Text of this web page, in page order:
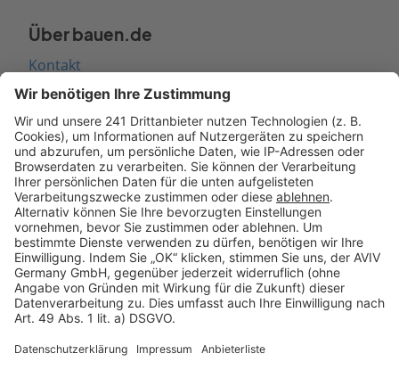
Über bauen.de
Kontakt
Seitenaufbau
Barrierefreiheit
Cookie Einstellungen
Rechtliches
AGB-Übersicht
Datenschutz
Impressum